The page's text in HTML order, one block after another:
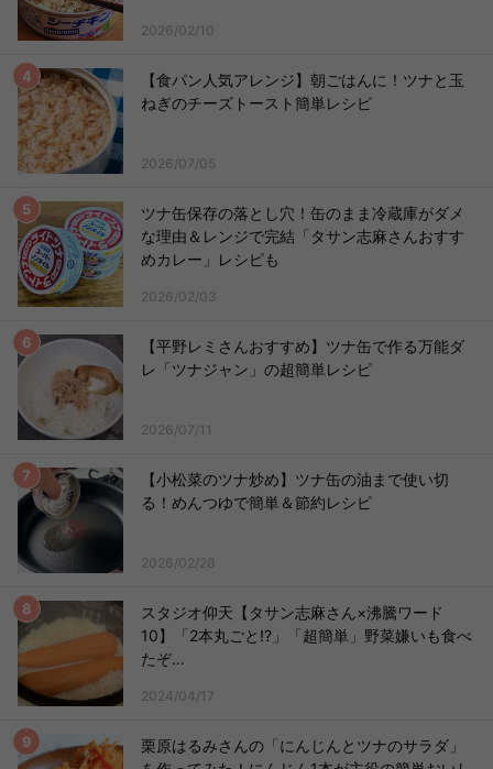
2026/02/10
【食パン人気アレンジ】朝ごはんに！ツナと玉
ねぎのチーズトースト簡単レシピ
2026/07/05
ツナ缶保存の落とし穴！缶のまま冷蔵庫がダメ
な理由＆レンジで完結「タサン志麻さんおすす
めカレー」レシピも
2026/02/03
【平野レミさんおすすめ】ツナ缶で作る万能ダ
レ「ツナジャン」の超簡単レシピ
2026/07/11
【小松菜のツナ炒め】ツナ缶の油まで使い切
る！めんつゆで簡単＆節約レシピ
2026/02/28
スタジオ仰天【タサン志麻さん×沸騰ワード
10】「2本丸ごと!?」「超簡単」野菜嫌いも食べ
たぞ…
2024/04/17
栗原はるみさんの「にんじんとツナのサラダ」